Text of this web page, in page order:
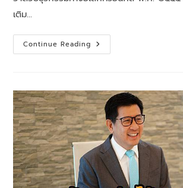
เติม…
Continue Reading